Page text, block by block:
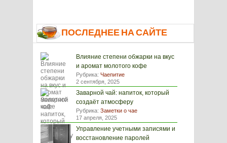
ПОСЛЕДНЕЕ НА САЙТЕ
Влияние степени обжарки на вкус
и аромат молотого кофе
Рубрика: Чаепитие
2 сентября, 2025
Заварной чай: напиток, который
создаёт атмосферу
Рубрика: Заметки о чае
17 апреля, 2025
Управление учетными записями и
восстановление паролей